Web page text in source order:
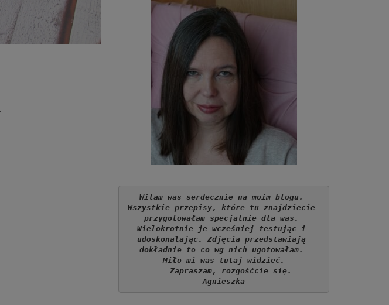
Witam was serdecznie na moim blogu.
Wszystkie przepisy, które tu znajdziecie
przygotowałam specjalnie dla was.
Wielokrotnie je wcześniej testując i
udoskonalając. Zdjęcia przedstawiają
dokładnie to co wg nich ugotowałam.
Miło mi was tutaj widzieć.
   Zapraszam, rozgośćcie się.
Agnieszka